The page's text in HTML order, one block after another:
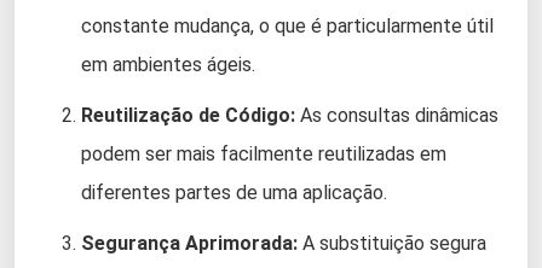
constante mudança, o que é particularmente útil
em ambientes ágeis.
Reutilização de Código: As consultas dinâmicas
podem ser mais facilmente reutilizadas em
diferentes partes de uma aplicação.
Segurança Aprimorada: A substituição segura